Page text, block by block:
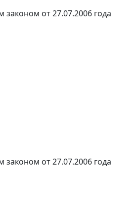
от 27.07.2006 года
от 27.07.2006 года